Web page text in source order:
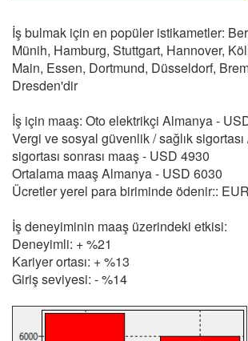
İş bulmak için en popüler istikametler:
Münih, Hamburg, Stuttgart, Hannover,
Main, Essen, Dortmund, Düsseldorf,
Dresden'dir
İş için maaş: Oto elektrikçi Almanya -
Vergi ve sosyal güvenlik / sağlık
sigortası sonrası maaş - USD 4930
Ortalama maaş Almanya - USD 6030
Ücretler yerel para biriminde ödenir::
İş deneyiminin maaş üzerindeki etkisi:
Deneyimli: + %21
Kariyer ortası: + %13
Giriş seviyesi: - %14